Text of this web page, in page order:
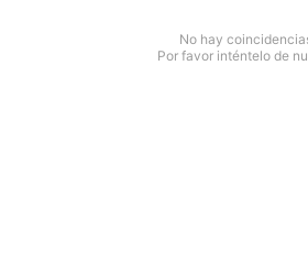
No hay
Por favor inténtelo de